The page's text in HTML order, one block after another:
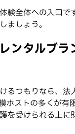
験全体への入口で
ましょう。
ンタルブラ
るつもりなら、法
ホストの多くが有
を受けられる上に